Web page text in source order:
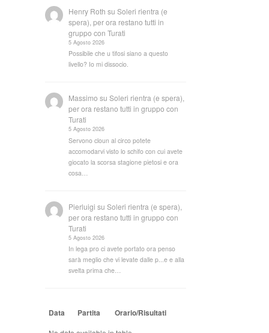
Henry Roth suSoleri rientra (e
spera), per ora restano tutti in
gruppo con Turati
5 Agosto 2026
Possibile che u tifosi siano a questo
livello? Io mi dissocio.
Massimo suSoleri rientra (e spera),
per ora restano tutti in gruppo con
Turati
5 Agosto 2026
Servono cloun al circo potete
accomodarvi visto lo schifo con cui avete
giocato la scorsa stagione pietosi e ora
cosa…
Pierluigi suSoleri rientra (e spera),
per ora restano tutti in gruppo con
Turati
5 Agosto 2026
In lega pro ci avete portato ora penso
sarà meglio che vi levate dalle p...e e alla
svelta prima che…
Data Partita Orario/Risultati